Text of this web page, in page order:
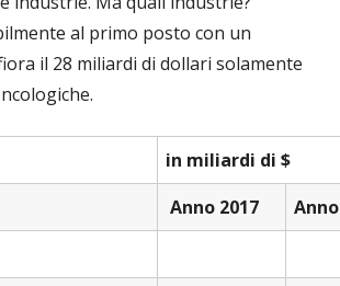
al primo posto con un
il 28 miliardi di dollari solamente
in miliardi di $
Anno 2017